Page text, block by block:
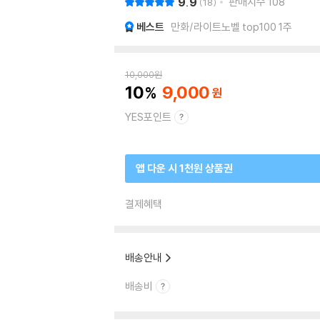
베스트 만화/라이트노벨 top100 1주
10,000원
10 9,000
YES포인트
앱 다운 시 1천원 상품권
결제혜택
배송안내
배송비